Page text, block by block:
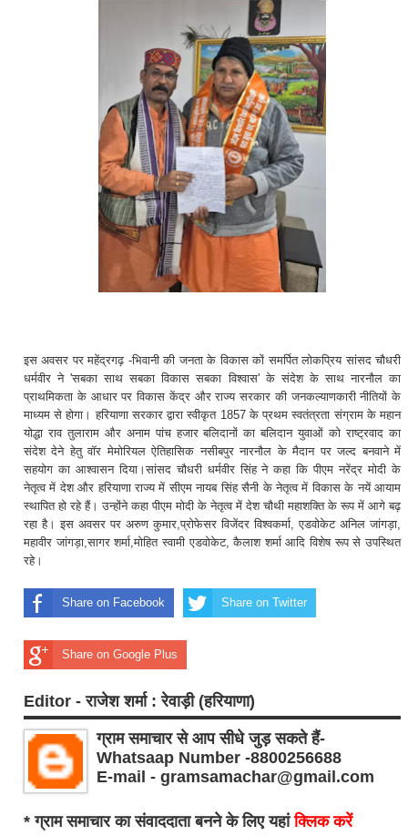
इस अवसर पर महेंद्रगढ़ -भिवानी की जनता के विकास कों समर्पित लोकप्रिय सांसद चौधरी
धर्मवीर ने 'सबका साथ सबका विकास सबका विश्वास' के संदेश के साथ नारनौल का
प्राथमिकता के आधार पर विकास केंद्र और राज्य सरकार की जनकल्याणकारी नीतियों के
माध्यम से होगा। हरियाणा सरकार द्वारा स्वीकृत 1857 के प्रथम स्वतंत्रता संग्राम के महान
योद्धा राव तुलाराम और अनाम पांच हजार बलिदानों का बलिदान युवाओं को राष्ट्रवाद का
संदेश देने हेतु वॉर मेमोरियल ऐतिहासिक नसीबपुर नारनौल के मैदान पर जल्द बनवाने में
सहयोग का आश्वासन दिया।सांसद चौधरी धर्मवीर सिंह ने कहा कि पीएम नरेंद्र मोदी के
नेतृत्व में देश और हरियाणा राज्य में सीएम नायब सिंह सैनी के नेतृत्व में विकास के नयें आयाम
स्थापित हो रहे हैं। उन्होंने कहा पीएम मोदी के नेतृत्व में देश चौथी महाशक्ति के रूप में आगे बढ़
रहा है। इस अवसर पर अरुण कुमार,प्रोफेसर विजेंदर विश्वकर्मा, एडवोकेट अनिल जांगड़ा,
महावीर जांगड़ा,सागर शर्मा,मोहित स्वामी एडवोकेट, कैलाश शर्मा आदि विशेष रूप से उपस्थित
रहे।
Share on Facebook Share on Twitter
Share on Google Plus
Editor - राजेश शर्मा : रेवाड़ी (हरियाणा)
ग्राम समाचार से आप सीधे जुड़ सकते हैं-
Whatsaap Number -8800256688
E-mail - gramsamachar@gmail.com
* ग्राम समाचार का संवाददाता बनने के लिए यहांक्लिक करें